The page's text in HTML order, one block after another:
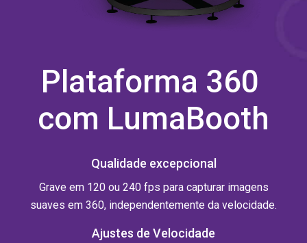
Plataforma 360 ​​
com LumaBooth
Qualidade excepcional
Grave em 120 ou 240 fps para capturar imagens
suaves em 360, independentemente da velocidade.
Ajustes de Velocidade